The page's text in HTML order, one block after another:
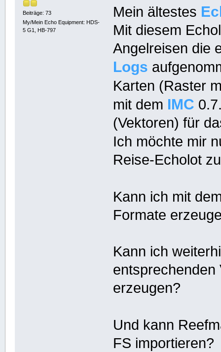
Beiträge: 73
My/Mein Echo Equipment: HDS-
5 G1, HB-797
Mein ältestes
Mit diesem
Angelreisen die
Logs
Karten (Raster
mit dem IMC
(Vektoren) für
Ich möchte mir
Reise-Echolot
Kann ich mit
Formate
Kann ich
entsprechenden
erzeugen?
Und kann
FS importieren?